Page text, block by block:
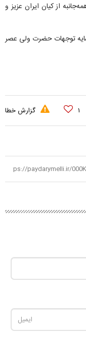
از کیان ایران عزیز و
سایه توجهات حضرت ولی عصر
۱ گزارش خطا